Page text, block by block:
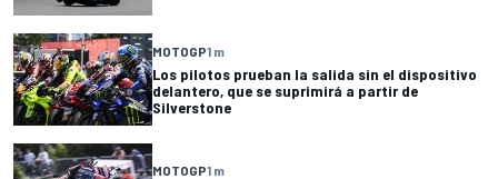
MOTOGP1 m
Los pilotos prueban la salida sin el dispositivo
delantero, que se suprimirá a partir de
Silverstone
MOTOGP1 m